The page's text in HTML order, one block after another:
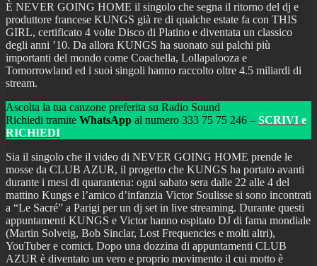
È NEVER GOING HOME il singolo che segna il ritorno del dj e
produttore francese KUNGS già re di qualche estate fa con THIS
GIRL, certificato 4 volte Disco di Platino e diventata un classico
degli anni ’10. Da allora KUNGS ha suonato sui palchi più
importanti del mondo come Coachella, Lollapalooza e
Tomorrowland ed i suoi singoli hanno raccolto oltre 4.5 miliardi di
stream.
Ascolta la tua canzone preferita su Radio Sound
Richiedi tramite WhatsApp al numero 333 75 75 246 – SCRIVI e
RICHIEDI
Sia il singolo che il video di NEVER GOING HOME prende le
mosse da CLUB AZUR, il progetto che KUNGS ha portato avanti
durante i mesi di quarantena: ogni sabato sera dalle 22 alle 4 del
mattino Kungs e l’amico d’infanzia Victor Soulisse si sono incontrati
a “Le Sacré” a Parigi per un dj set in live streaming. Durante questi
appuntamenti KUNGS e Victor hanno ospitato DJ di fama mondiale
(Martin Solveig, Bob Sinclar, Lost Frequencies e molti altri),
YouTuber e comici. Dopo una dozzina di appuntamenti CLUB
AZUR è diventato un vero e proprio movimento il cui motto è